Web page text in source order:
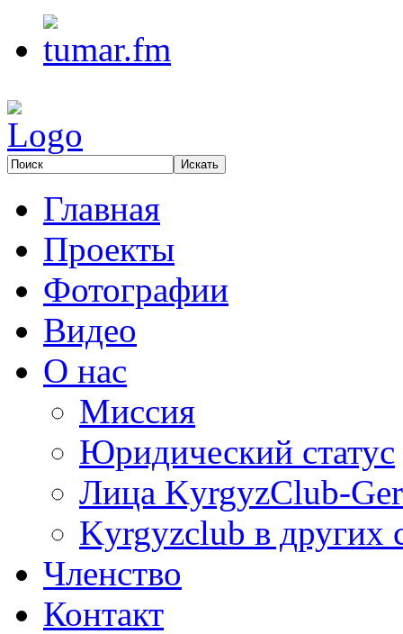
Главная
Проекты
Фотографии
Видео
О нас
Миссия
Юридический статус
Лица KyrgyzClub-
Kyrgyzclub в других
Членство
Контакт